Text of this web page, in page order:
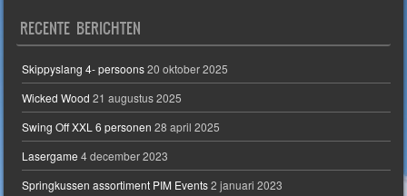
RECENTE BERICHTEN
Skippyslang 4- persoons 20 oktober 2025
Wicked Wood 21 augustus 2025
Swing Off XXL 6 personen 28 april 2025
Lasergame 4 december 2023
Springkussen assortiment PIM Events 2 januari 2023